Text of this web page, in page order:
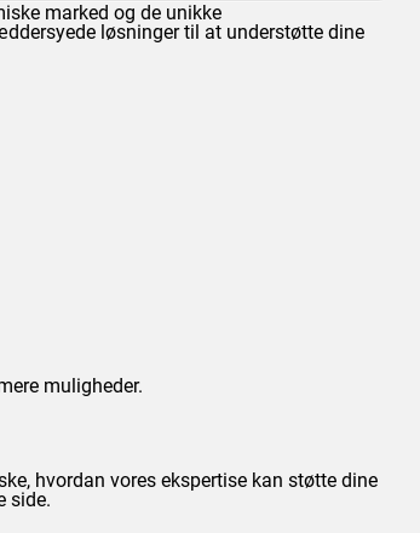
marked og de unikke
løsninger til at understøtte dine
muligheder.
hvordan vores ekspertise kan støtte dine
side.